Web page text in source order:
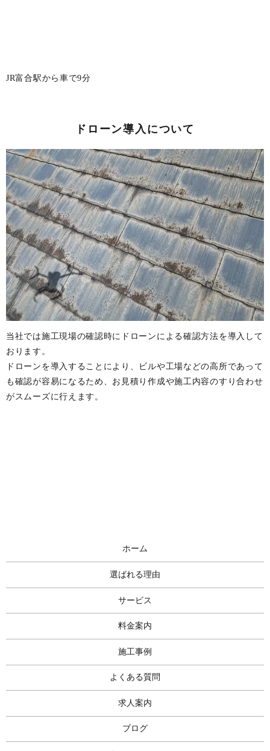
JR富合駅から車で9分
ドローン導入について
当社では施工現場の確認時にドローンによる確認方法を導入して
おります。
ドローンを導入することにより、ビルや工場などの高所であって
も確認が容易になるため、お見積り作成や施工内容のすり合わせ
がスムーズに行えます。
ホーム
選ばれる理由
サービス
料金案内
施工事例
よくある質問
求人案内
ブログ